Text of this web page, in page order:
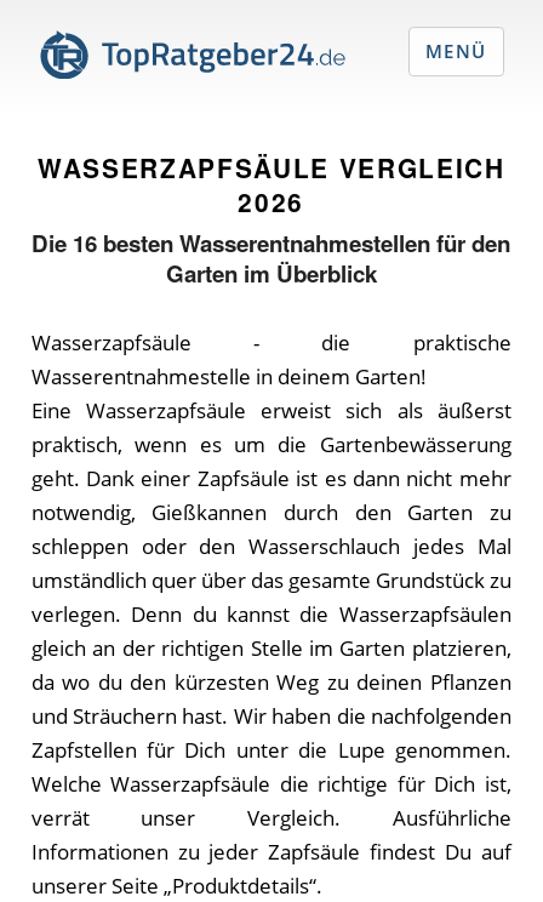
WASSERZAPFSÄULE VERGLEICH
2026
Die 16 besten Wasserentnahmestellen für den
Garten im Überblick
Wasserzapfsäule - die praktische
Wasserentnahmestelle in deinem Garten!
Eine Wasserzapfsäule erweist sich als äußerst
praktisch, wenn es um die Gartenbewässerung
geht. Dank einer Zapfsäule ist es dann nicht mehr
notwendig, Gießkannen durch den Garten zu
schleppen oder den Wasserschlauch jedes Mal
umständlich quer über das gesamte Grundstück zu
verlegen. Denn du kannst die Wasserzapfsäulen
gleich an der richtigen Stelle im Garten platzieren,
da wo du den kürzesten Weg zu deinen Pflanzen
und Sträuchern hast. Wir ha­ben die nachfolgenden
Zapfstellen für Dich unter die Lupe genommen.
Wel­che Wasserzapfsäule die rich­ti­ge für Dich ist,
ver­rät un­ser Ver­gleich. Ausführliche
Informationen zu jeder Zapfsäule findest Du auf
unserer Seite „Produktdetails“.
MENÜ